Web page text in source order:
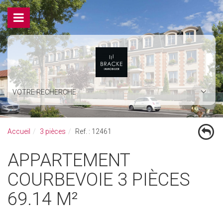
VOTRE RECHERCHE
Accueil 3 pièces Ref. : 12461
APPARTEMENT
COURBEVOIE 3 PIÈCES
69.14 M²